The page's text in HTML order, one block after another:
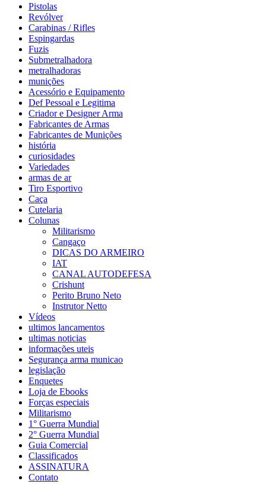
Pistolas
Revólver
Carabinas / Rifles
Espingardas
Fuzis
Submetralhadora
metralhadoras
munições
Acessório e Equipamento
Def Pessoal e Legitima
Criador e Designer Arma
Fabricantes de Armas
Fabricantes de Munições
história
curiosidades
Variedades
armas de ar
Tiro Esportivo
Caça
Cutelaria
Colunas
Militarismo
Cangaço
DICAS DO ARMEIRO
IAT
CANAL AUTODEFESA
Crishunt
Perito Bruno Neto
Instrutor Netto
Vídeos
ultimos lancamentos
ultimas noticias
informações uteis
Segurança arma municao
legislação
Enquetes
Loja de Ebooks
Forças especiais
Militarismo
1° Guerra Mundial
2° Guerra Mundial
Guia Comercial
Classificados
ASSINATURA
Contato